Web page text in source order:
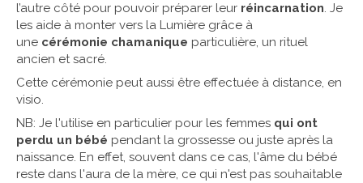
l’autre côté pour pouvoir préparer leur réincarnation. Je
les aide à monter vers la Lumière grâce à
une cérémonie chamanique particulière, un rituel
ancien et sacré.
Cette cérémonie peut aussi être effectuée à distance, en
visio.
NB: Je l'utilise en particulier pour les femmes qui ont
perdu un bébé pendant la grossesse ou juste après la
naissance. En effet, souvent dans ce cas, l'âme du bébé
reste dans l'aura de la mère, ce qui n'est pas souhaitable